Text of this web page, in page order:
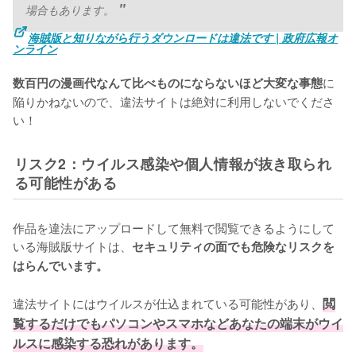
場合もあります。
海賊版と知りながら行うダウンロードは違法です | 政府広報オ
ンライン
数百円の漫画代なんて比べものにならないほど大変な事態に
陥りかねないので、違法サイトは絶対に利用しないでくださ
い！
リスク2：ウイルス感染や個人情報が抜き取られ
る可能性がある
作品を違法にアップロードして無料で閲覧できるようにして
いる海賊版サイトは、 セキュリティの面でも危険なリスクを
はらんでいます。
違法サイトにはウイルスが仕込まれている可能性があり、 閲
覧するだけでもパソコンやスマホなどあなたの端末がウイ
ルスに感染する恐れがあります。